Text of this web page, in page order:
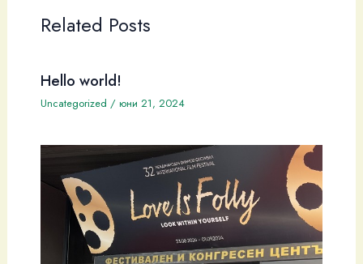
Related Posts
Hello world!
Uncategorized / юни 21, 2024